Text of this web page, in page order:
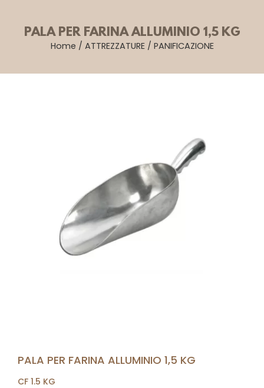
PALA PER FARINA ALLUMINIO 1,5 KG
Home / ATTREZZATURE/ PANIFICAZIONE
PALA PER FARINA ALLUMINIO 1,5 KG
CF 1.5 KG